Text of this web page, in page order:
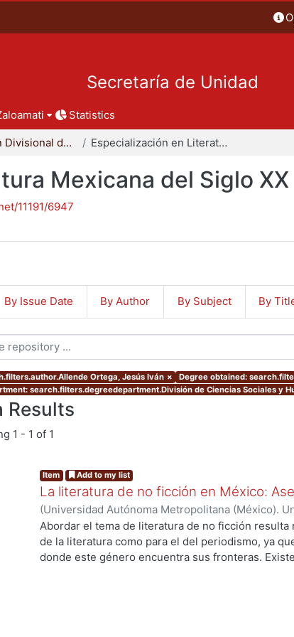
Secretaría de Unidad
Statistics
Coordinación Divisional de Posgrado Especialización en Literatura Mexicana del Siglo XX
Mexicana del Siglo XX
11191/6947
By Issue Date By Author By Subject By
Ortega, Jesús Iván × Degree obtained:
search.filters.degreedepartment.División de Ciencias Sociales y
Results
1 - 1 of 1
Item Add to my list
La literatura de no ficción en México:
(Universidad Autónoma Metropolitana (México).
de Servicios de Información.,2023-10)Allende
Abordar el tema de literatura de no ficción
de la literatura como para el del periodismo, ya
donde este género encuentra sus fronteras.